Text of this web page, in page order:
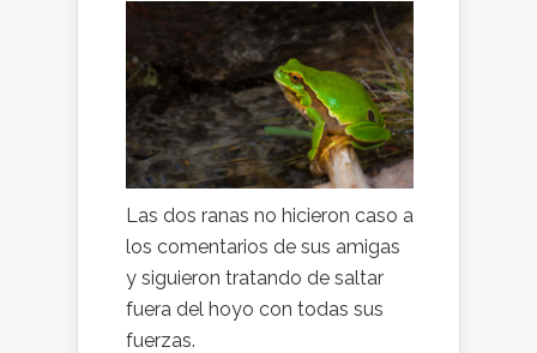
Las dos ranas no hicieron caso a
los comentarios de sus amigas
y siguieron tratando de saltar
fuera del hoyo con todas sus
fuerzas.